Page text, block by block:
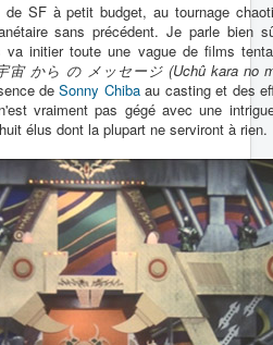
SF à petit budget, au tournage
sans précédent. Je parle bien
initier toute une vague de films
宙 から の メッセージ (Uchû kara no
deSonny Chibaau casting et des
vraiment pas gégé avec une
élus dont la plupart ne serviront à rien.